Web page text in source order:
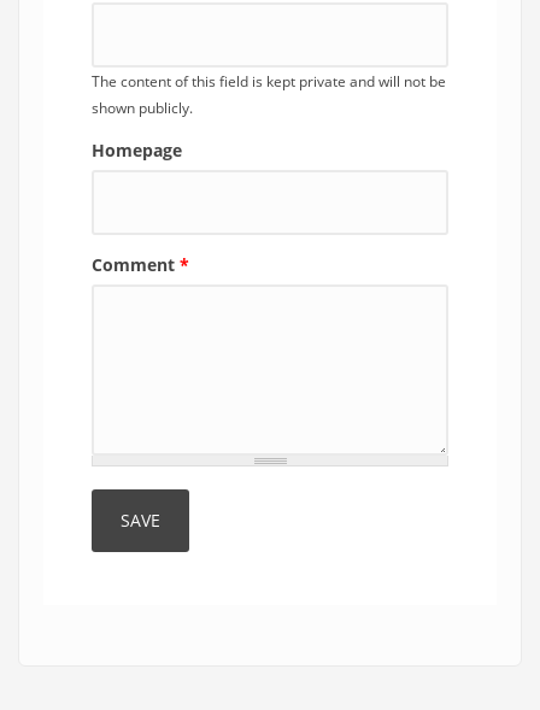
The content of this field is kept private and will not be
shown publicly.
Homepage
Comment *